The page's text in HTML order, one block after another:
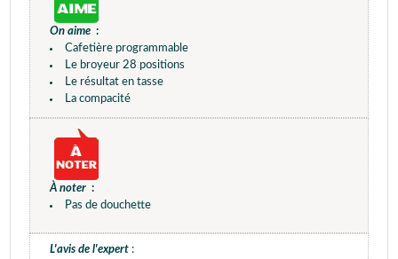
On aime :
Cafetière programmable
Le broyeur 28 positions
Le résultat en tasse
La compacité
À noter :
Pas de douchette
L'avis de l'expert :